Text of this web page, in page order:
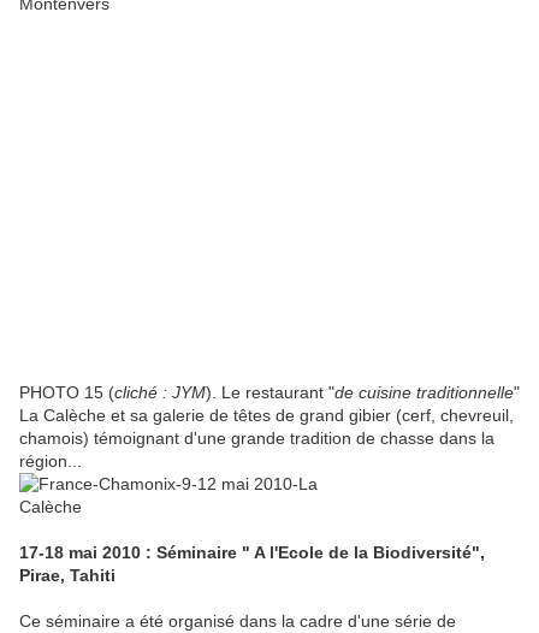
PHOTO 15 (cliché : JYM). Le restaurant "de cuisine traditionnelle"
La Calèche et sa galerie de têtes de grand gibier (cerf, chevreuil,
chamois) témoignant d'une grande tradition de chasse dans la
région...
17-18 mai 2010 : Séminaire " A l'Ecole de la Biodiversité",
Pirae, Tahiti
Ce séminaire a été organisé dans la cadre d'une série de